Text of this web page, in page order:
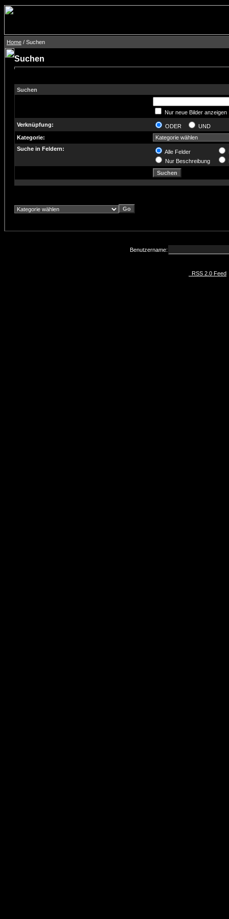
Home / Suchen
Suchen
Suchen
Nur neue Bilder anzeigen
Verknüpfung:
ODER
UND
Kategorie:
Suche in Feldern:
Alle Felder
Nur Beschreibung
Benutzername:
RSS 2.0 Feed